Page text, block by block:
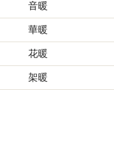
音暖
華暖
花暖
架暖